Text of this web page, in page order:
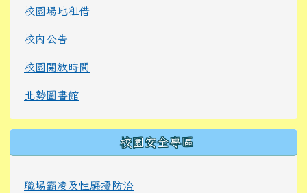
校園場地租借
校內公告
校園開放時間
北勢圖書館
校園安全專區
職場霸凌及性騷擾防治